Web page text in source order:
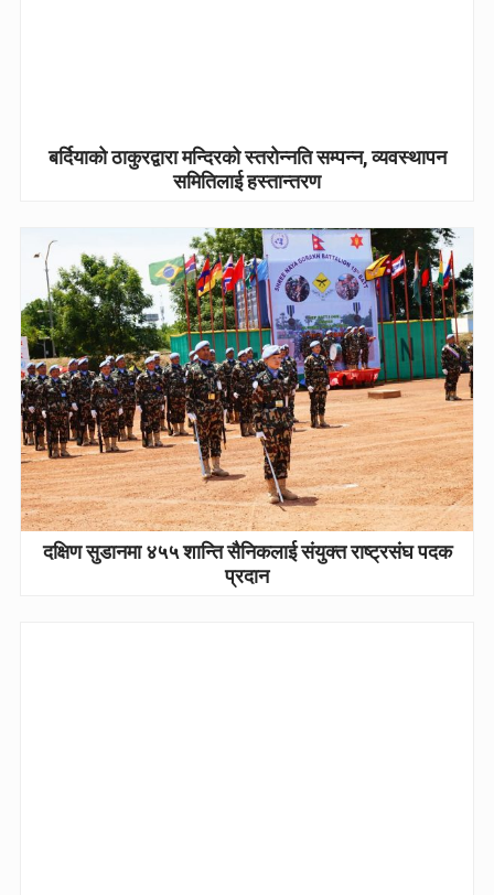
बर्दियाको ठाकुरद्वारा मन्दिरको स्तरोन्नति सम्पन्न, व्यवस्थापन
समितिलाई हस्तान्तरण
दक्षिण सुडानमा ४५५ शान्ति सैनिकलाई संयुक्त राष्ट्रसंघ पदक
प्रदान